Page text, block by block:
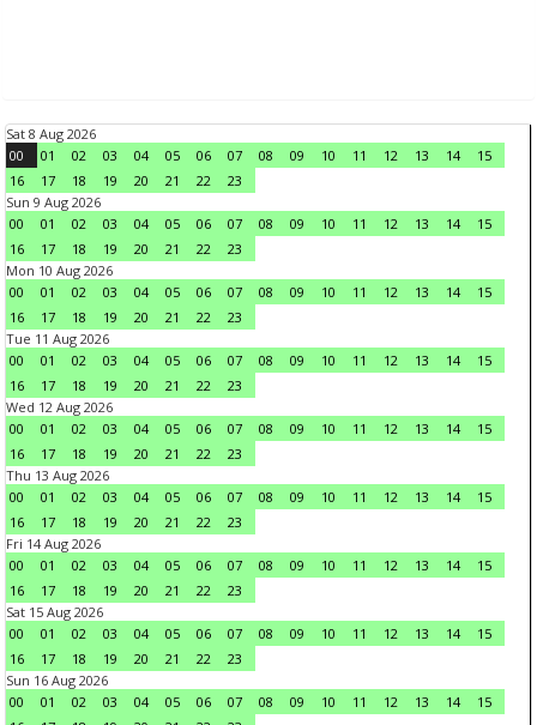
Sat 8 Aug 2026
00
01 02 03 04 05 06 07 08 09 10 11 12 13 14
15
16
17 18 19 20 21 22
23
Sun 9 Aug 2026
00
01 02 03 04 05 06 07 08 09 10 11 12 13 14
15
16
17 18 19 20 21 22
23
Mon 10 Aug 2026
00
01 02 03 04 05 06 07 08 09 10 11 12 13 14
15
16
17 18 19 20 21 22
23
Tue 11 Aug 2026
00
01 02 03 04 05 06 07 08 09 10 11 12 13 14
15
16
17 18 19 20 21 22
23
Wed 12 Aug 2026
00
01 02 03 04 05 06 07 08 09 10 11 12 13 14
15
16
17 18 19 20 21 22
23
Thu 13 Aug 2026
00
01 02 03 04 05 06 07 08 09 10 11 12 13 14
15
16
17 18 19 20 21 22
23
Fri 14 Aug 2026
00
01 02 03 04 05 06 07 08 09 10 11 12 13 14
15
16
17 18 19 20 21 22
23
Sat 15 Aug 2026
00
01 02 03 04 05 06 07 08 09 10 11 12 13 14
15
16
17 18 19 20 21 22
23
Sun 16 Aug 2026
00
01 02 03 04 05 06 07 08 09 10 11 12 13 14
15